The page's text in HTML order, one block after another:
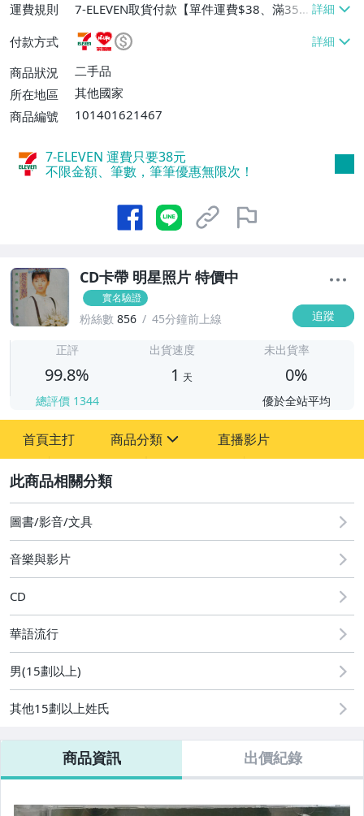
運費規則
7-ELEVEN取貨付款【單件運費$38、滿35
件或消費滿$900免運費】、萊爾富取貨付
款【單件運費$60、滿10件或消費滿$999
免運費】
付款方式
商品狀況
二手品
所在地區
其他國家
商品編號
101401621467
7-ELEVEN 運費只要38元
不限金額、筆數，筆筆優惠無限次！
CD卡帶 明星照片 特價中
實名驗證
粉絲數 856 45分鐘前上線 追蹤
正評
99.8%
總評價 1344
出貨速度
1 天
未出貨率
0%
優於全站平均
首頁主打 商品分類
圖書/影音/文具
成人專區
手機、配件與通訊
居家、家具與園藝
偶像、球員卡與郵幣
電腦、平板與周邊
直播影片
圖書/影音/文具
音樂與影片
CD
華語流行
男(15劃以上)
其他15劃以上姓氏
商品資訊 出價紀錄